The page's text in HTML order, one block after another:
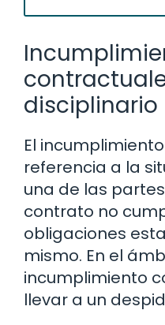
disciplinario
El
referencia a la
una de las
contrato no
obligaciones
mismo. En el
incumplimiento
llevar a un